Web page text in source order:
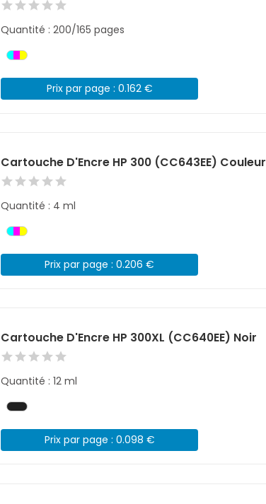
Quantité : 200/165 pages
Prix par page : 0.162 €
Cartouche D'Encre HP 300 (CC643EE) Couleur
Quantité : 4 ml
Prix par page : 0.206 €
Cartouche D'Encre HP 300XL (CC640EE) Noir
Quantité : 12 ml
Prix par page : 0.098 €